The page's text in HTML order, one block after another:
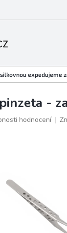
expedujeme
-
hodnocení